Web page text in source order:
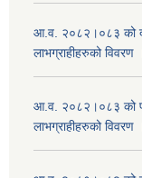
आ.व. २०८२।०८३ को
लाभग्राहीहरुको विवरण
आ.व. २०८२।०८३ को
लाभग्राहीहरुको विवरण